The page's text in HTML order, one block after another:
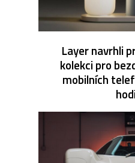
Layer navrhli
kolekci pro
mobilních